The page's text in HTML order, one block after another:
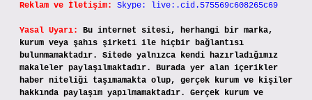
Reklam ve İletişim: Skype: live:.cid.575569c608265c69
Yasal Uyarı:
Bu internet sitesi, herhangi bir marka,
kurum veya şahıs şirketi ile hiçbir bağlantısı
bulunmamaktadır. Sitede yalnızca kendi hazırladığımız
makaleler paylaşılmaktadır. Burada yer alan içerikler
haber niteliği taşımamakta olup, gerçek kurum ve kişiler
hakkında paylaşım yapılmamaktadır. Gerçek kurum ve